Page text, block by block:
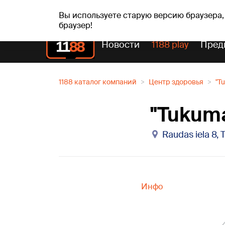
Вы используете старую версию
браузер!
пт, 07.08.2026. +18°C Alfrēds, Fredis, Madars
Новости 1188 play
1188 каталог компаний Центр здоровья
Raudas iela 8,
Инфо